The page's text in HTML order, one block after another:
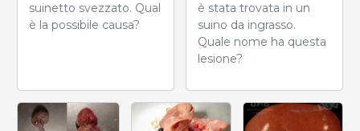
suinetto svezzato. Qual
è la possibile causa?
è stata trovata in un
suino da ingrasso.
Quale nome ha questa
lesione?